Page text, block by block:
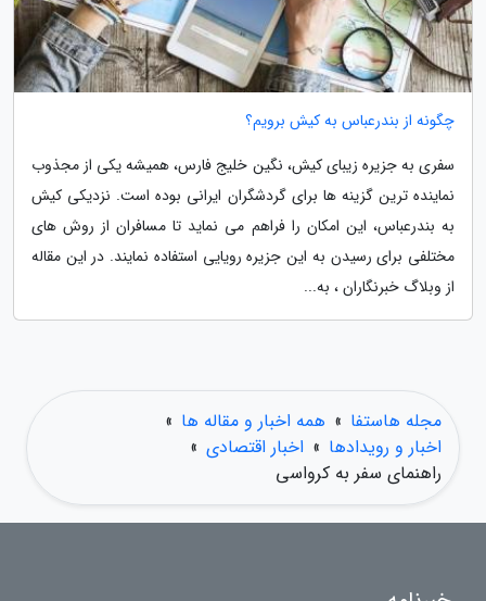
چگونه از بندرعباس به کیش برویم؟
سفری به جزیره زیبای کیش، نگین خلیج فارس، همیشه یکی از مجذوب
نماینده ترین گزینه ها برای گردشگران ایرانی بوده است. نزدیکی کیش
به بندرعباس، این امکان را فراهم می نماید تا مسافران از روش های
مختلفی برای رسیدن به این جزیره رویایی استفاده نمایند. در این مقاله
از وبلاگ خبرنگاران ، به...
مجله هاستفا » همه اخبار و مقاله ها »
اخبار و رویدادها » اخبار اقتصادی »
راهنمای سفر به کرواسی